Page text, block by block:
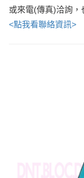
或來電(傳真)洽詢，
<點我看聯絡資訊>